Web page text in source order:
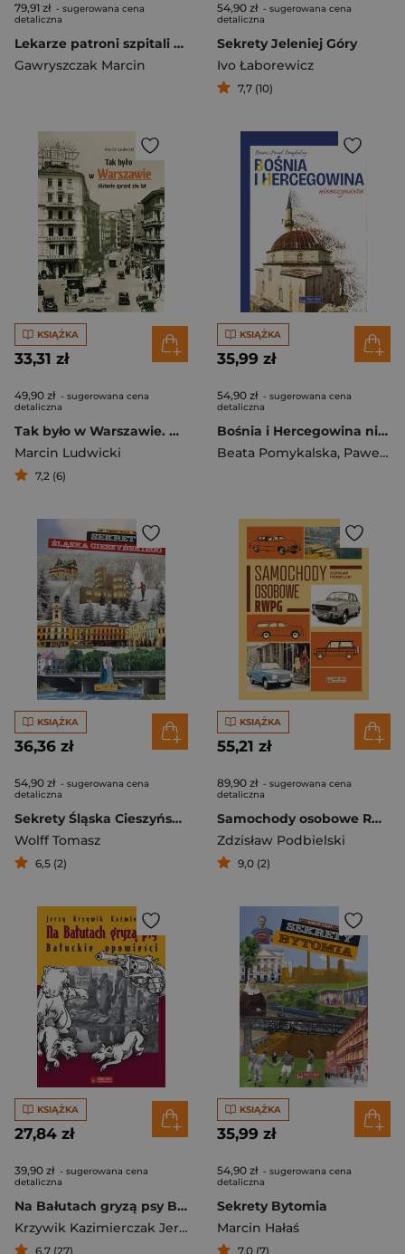
79,91 zł - sugerowana cena
detaliczna
Lekarze patroni szpitali Łodzi i województwa
Gawryszczak Marcin
54,90 zł - sugerowana cena
detaliczna
Sekrety Jeleniej Góry
Ivo Łaborewicz
7,7 (10)
KSIĄŻKA
33,31 zł
49,90 zł - sugerowana cena
detaliczna
Tak było w Warszawie. Historie sprzed stu lat
Marcin Ludwicki
7,2 (6)
KSIĄŻKA
35,99 zł
54,90 zł - sugerowana cena
detaliczna
Bośnia i Hercegowina nieoczywista
Beata Pomykalska, Paweł Pomykalski
KSIĄŻKA
36,36 zł
54,90 zł - sugerowana cena
detaliczna
Sekrety Śląska Cieszyńskiego
Wolff Tomasz
6,5 (2)
KSIĄŻKA
55,21 zł
89,90 zł - sugerowana cena
detaliczna
Samochody osobowe RWPG
Zdzisław Podbielski
9,0 (2)
KSIĄŻKA
27,84 zł
39,90 zł - sugerowana cena
detaliczna
Na Bałutach gryzą psy Bałuckie opowieści
Krzywik Kazimierczak Jerzy
6,7 (27)
KSIĄŻKA
35,99 zł
54,90 zł - sugerowana cena
detaliczna
Sekrety Bytomia
Marcin Hałaś
7,0 (7)